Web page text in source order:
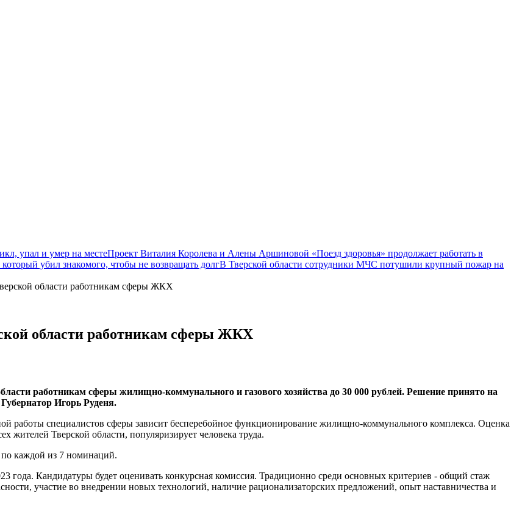
упал и умер на местеПроект Виталия Королева и Алены Аршиновой «Поезд здоровья» продолжает работать в
убил знакомого, чтобы не возвращать долгВ Тверской области сотрудники МЧС потушили крупный пожар на
области работникам сферы ЖКХ
области работникам сферы ЖКХ
работникам сферы жилищно-коммунального и газового хозяйства до 30 000 рублей. Решение принято на
Игорь Руденя.
работы специалистов сферы зависит бесперебойное функционирование жилищно-коммунального комплекса. Оценка
жителей Тверской области, популяризирует человека труда.
по каждой из 7 номинаций.
года. Кандидатуры будет оценивать конкурсная комиссия. Традиционно среди основных критериев - общий стаж
участие во внедрении новых технологий, наличие рационализаторских предложений, опыт наставничества и